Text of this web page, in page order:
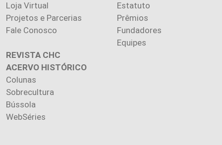
Loja Virtual
Projetos e Parcerias
Fale Conosco
Estatuto
Prêmios
Fundadores
Equipes
REVISTA CHC
ACERVO HISTÓRICO
Colunas
Sobrecultura
Bússola
WebSéries